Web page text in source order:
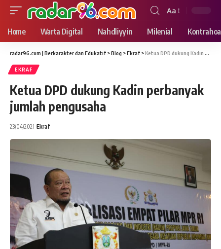
Font
Resizer
Aa
Home Warta Digital Nahdliyyin Milenial
radar96.com | Berkarakter dan Edukatif >Blog >Ekraf >Ketua DPD dukung Kadin perbanyak jumlah pengusaha
EKRAF
Ketua DPD dukung Kadin perbanyak
jumlah pengusaha
23/04/2021 Ekraf